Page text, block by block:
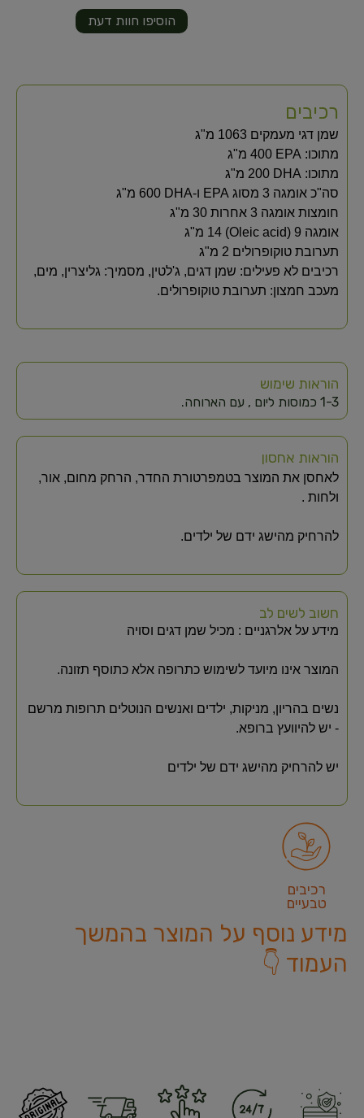
הוסיפו חוות דעת
רכיבים
שמן דגי מעמקים‏ 1063 מ"ג
מתוכו: EPA‏ 400 מ"ג
מתוכו: DHA‏ 200 מ"ג
סה"כ אומגה 3 מסוג EPA ו-DHA‏ 600 מ"ג
חומצות אומגה 3 אחרות‏ 30 מ"ג
אומגה 9 (Oleic acid)‏ 14 מ"ג
תערובת טוקופרולים‏ 2 מ"ג
רכיבים לא פעילים: שמן דגים, ג'לטין, מסמיך: גליצרין, מים,
מעכב חמצון: תערובת טוקופרולים.
הוראות שימוש
1-3 כמוסות ליום , עם הארוחה.
הוראות אחסון
לאחסן את המוצר בטמפרטורת החדר, הרחק מחום, אור,
ולחות .
להרחיק מהישג ידם של ילדים.
חשוב לשים לב
מידע על אלרגניים : מכיל שמן דגים וסויה
המוצר אינו מיועד לשימוש כתרופה אלא כתוסף תזונה.
נשים בהריון, מניקות, ילדים ואנשים הנוטלים תרופות מרשם
- יש להיוועץ ברופא.
יש להרחיק מהישג ידם של ילדים
רכיבים
טבעיים
מידע נוסף על המוצר בהמשך
העמוד 👇